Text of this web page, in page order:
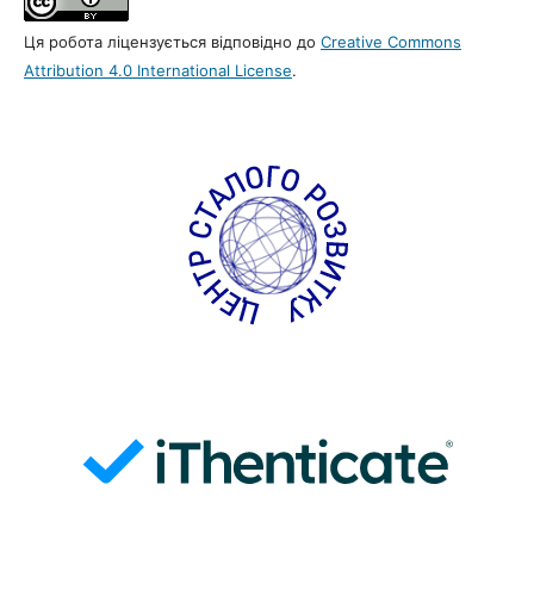
Ця робота ліцензується відповідно до Creative Commons
Attribution 4.0 International License.